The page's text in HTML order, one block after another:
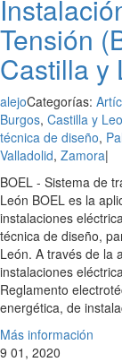
Tensión
Castilla y
alejoCategorías:
Burgos, Castilla y
técnica de diseño,
Valladolid, Zamora|
BOEL - Sistema de
León BOEL es la
instalaciones
técnica de diseño,
León. A través de la
instalaciones
Reglamento
energética, de
Más información
9 01, 2020